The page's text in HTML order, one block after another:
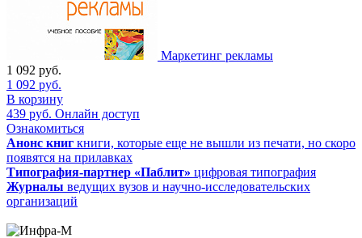
Маркетинг рекламы
1 092 руб.
1 092 руб.
В корзину
439 руб. Онлайн доступ
Ознакомиться
Анонс книг книги, которые еще не вышли из печати, но скоро
появятся на прилавках
Типография-партнер «Паблит» цифровая типография
Журналы ведущих вузов и научно-исследовательских
организаций